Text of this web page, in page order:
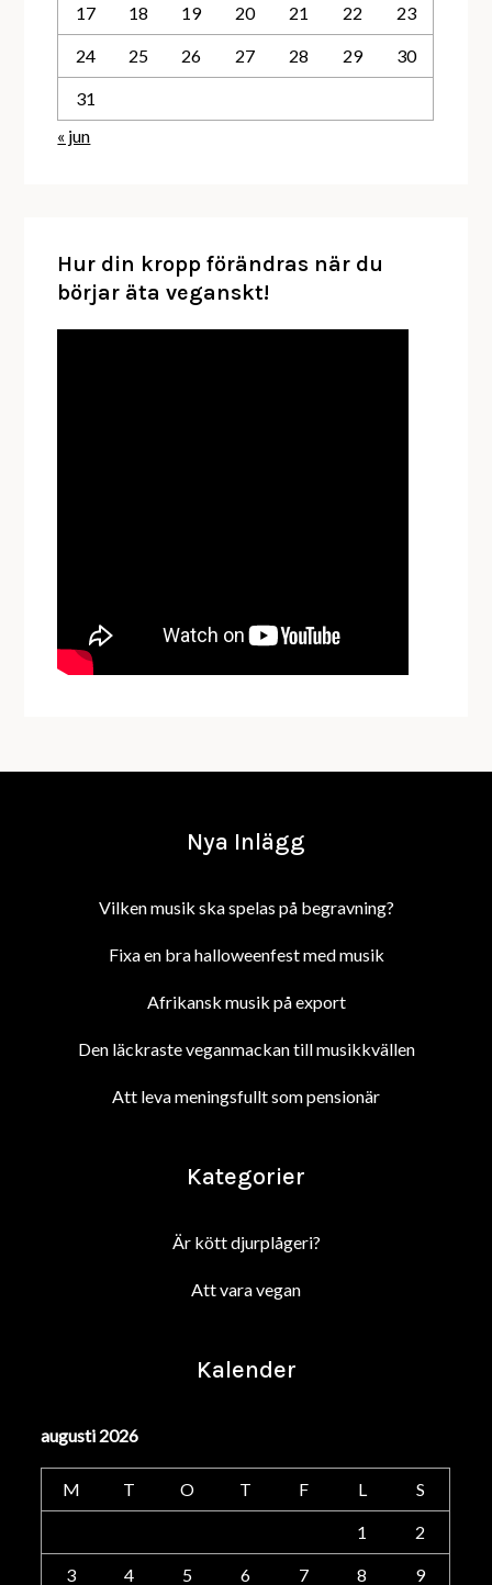
17 18 19 20 21 22 23
24 25 26 27 28 29 30
31
« jun
Hur din kropp förändras när du
börjar äta veganskt!
Nya Inlägg
Vilken musik ska spelas på begravning?
Fixa en bra halloweenfest med musik
Afrikansk musik på export
Den läckraste veganmackan till musikkvällen
Att leva meningsfullt som pensionär
Kategorier
Är kött djurplågeri?
Att vara vegan
Kalender
augusti 2026
M T O T F L S
1 2
3 4 5 6 7 8 9